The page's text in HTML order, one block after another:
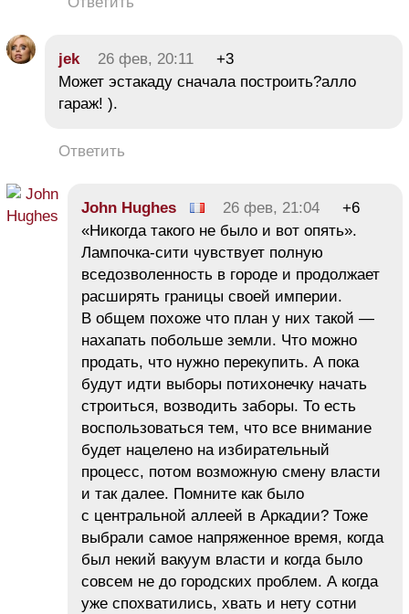
jek 26 фев, 20:11
+3
Может эстакаду сначала построить?алло
гараж! ).
Ответить
John Hughes 26 фев, 21:04
+6
«Никогда такого не было и вот опять».
Лампочка-сити чувствует полную
вседозволенность в городе и продолжает
расширять границы своей империи.
В общем похоже что план у них такой —
нахапать побольше земли. Что можно
продать, что нужно перекупить. А пока
будут идти выборы потихонечку начать
строиться, возводить заборы. То есть
воспользоваться тем, что все внимание
будет нацелено на избирательный
процесс, потом возможную смену власти
и так далее. Помните как было
с центральной аллеей в Аркадии? Тоже
выбрали самое напряженное время, когда
был некий вакуум власти и когда было
совсем не до городских проблем. А когда
уже спохватились, хвать и нету сотни